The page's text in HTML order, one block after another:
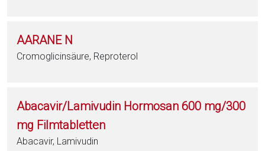
AARANE N
Cromoglicinsäure, Reproterol
Abacavir/Lamivudin Hormosan 600 mg/300
mg Filmtabletten
Abacavir, Lamivudin